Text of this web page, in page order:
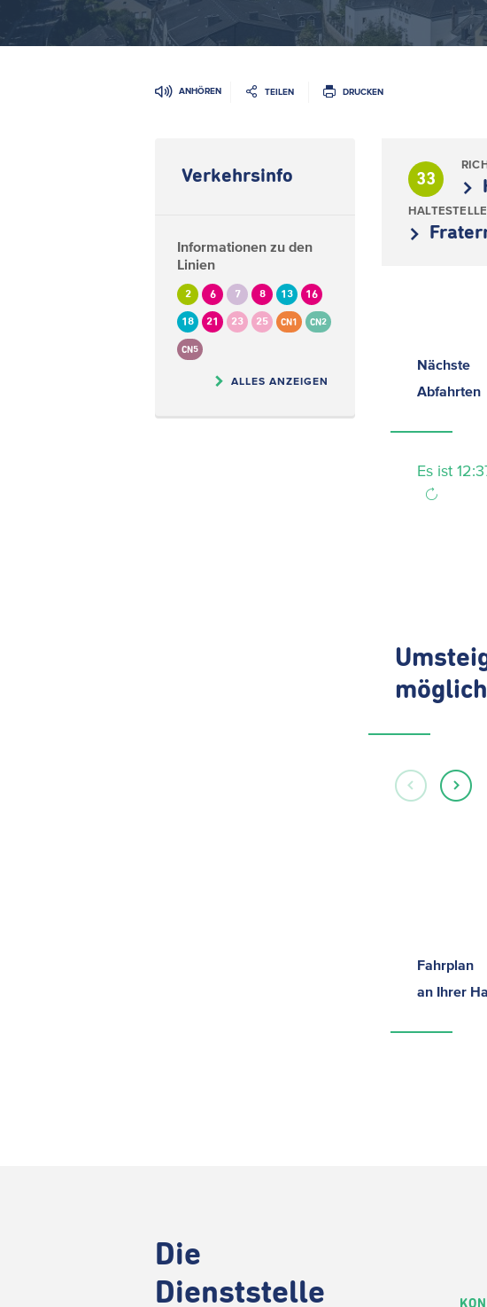
ANHÖREN TEILEN DRUCKEN
Verkehrsinfo
Informationen zu den
Linien
2 6 7 8 13 16
18 21 23 25 CN1 CN2
CN5
ALLES ANZEIGEN
33
HALTESTELLE
Nächste
Abfahrten
Es ist
Fahrplan
an Ihrer
Die
Dienststelle